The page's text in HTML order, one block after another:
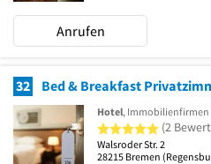
Anrufen
32
Hotel,
5 von 5
(2
Walsroder Str. 2
28215 Bremen